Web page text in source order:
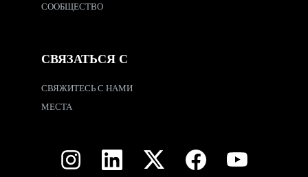
СООБЩЕСТВО
СВЯЗАТЬСЯ С
СВЯЖИТЕСЬ С НАМИ
МЕСТА